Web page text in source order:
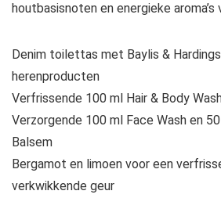
houtbasisnoten en energieke aroma’s
Denim toilettas met Baylis &
herenproducten
Verfrissende 100 ml Hair & Body
Verzorgende 100 ml Face Wash en
Balsem
Bergamot en limoen voor een
verkwikkende geur